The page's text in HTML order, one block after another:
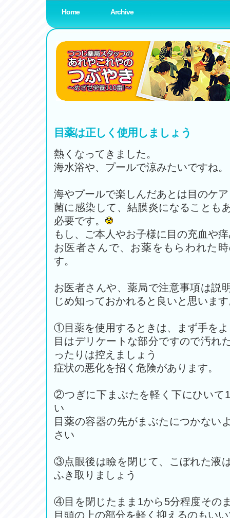
Home Archive
目薬は正しく使用しましょう
熱くなってきました。
海水浴や、プールで涼みたいですね。
海やプールで楽しんだあとは目のケ
菌に感染して、結膜炎になることも
必要です。
もし、ご本人やお子様に目の充血や
お医者さんで、お薬をもらわれた
す。
お医者さんや、薬局で注意事項は説
じめ知っておかれると良いと思いま
①目薬を使用するときは、まず手を
目はデリケートな部分ですので汚れ
ったりは控えましょう
症状の悪化を招く危険があります。
②つぎに下まぶたを軽く下にひいて
い
目薬の容器の先がまぶたにつかない
さい
③点眼後は瞼を閉じて、こぼれた液
ふき取りましょう
④目を閉じたまま1から5分程度その
目頭の上の部分を軽く抑えるのもい